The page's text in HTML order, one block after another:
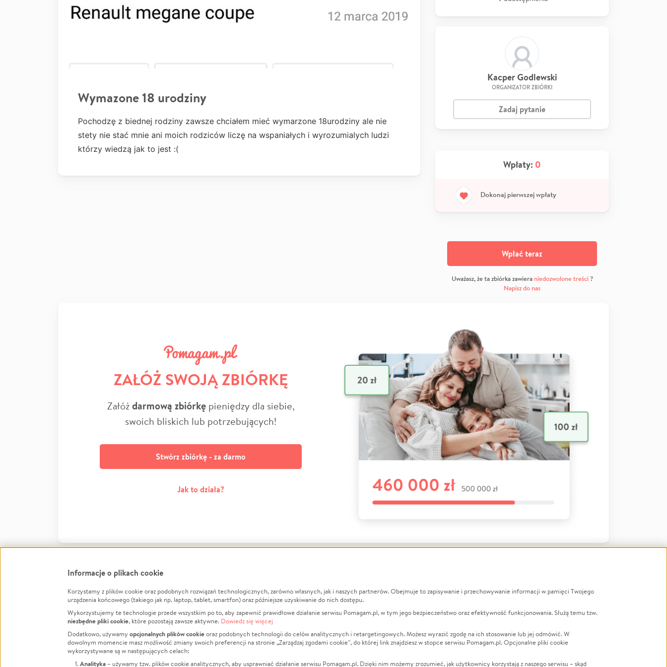
Wymazone 18 urodziny
Pochodzę z biednej rodziny zawsze chciałem mieć wymarzone 18urodziny ale nie
stety nie stać mnie ani moich rodziców liczę na wspaniałych i wyrozumialych ludzi
którzy wiedzą jak to jest :(
Kacper Godlewski
ORGANIZATOR ZBIÓRKI
Zadaj pytanie
Wpłaty: 0
Dokonaj pierwszej wpłaty
Wpłać teraz
Uważasz, że ta zbiórka zawiera niedozwolone treści?
Napisz do nas
ZAŁÓŻ SWOJĄ ZBIÓRKĘ
Załóżdarmową zbiórkępieniędzy dla siebie,
swoich bliskich lub potrzebujących!
Stwórz zbiórkę - za darmo
Jak to działa?
FacebookTwitter Instagram
LinkedInTikTok Youtube
Informacje
Jak to działa?
Regulamin
Polityka Prywatności
O nas
Opinie
Raporty
Za darmo
Zbieraj na
Leczenie
Zwierzęta
Pożar
LGBTQ+
Powódź
Wichura
Informacje o plikach cookie
Korzystamy z plików cookie oraz podobnych rozwiązań technologicznych, zarówno własnych, jak i naszych partnerów. Obejmuje to zapisywanie i przechowywanie informacji w pamięci Twojego
urządzenia końcowego (takiego jak np. laptop, tablet, smartfon) oraz późniejsze uzyskiwanie do nich dostępu.
Wykorzystujemy te technologie przede wszystkim po to, aby zapewnić prawidłowe działanie serwisu Pomagam.pl, w tym jego bezpieczeństwo oraz efektywność funkcjonowania. Służą temu tzw.
niezbędne pliki cookie, które pozostają zawsze aktywne. Dowiedz się więcej
Dodatkowo, używamy opcjonalnych plików cookieoraz podobnych technologii do celów analitycznych i retargetingowych. Możesz wyrazić zgodę na ich stosowanie lub jej odmówić. W
dowolnym momencie masz możliwość zmiany swoich preferencji na stronie „Zarządzaj zgodami cookie”, do której link znajdziesz w stopce serwisu Pomagam.pl. Opcjonalne pliki cookie
wykorzystywane są w następujących celach:
Analityka – używamy tzw. plików cookie analitycznych, aby usprawniać działanie serwisu Pomagam.pl. Dzięki nim możemy zrozumieć, jak użytkownicy korzystają z naszego serwisu – skąd